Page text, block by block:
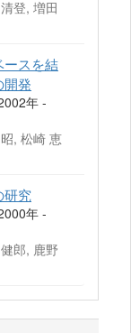
登, 増田
ースを結
発
年 -
, 松崎 恵
研究
年 -
郎, 鹿野